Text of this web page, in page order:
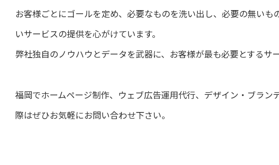
お客様ごとにゴールを定め、必要なものを洗い出し、必要の無いも
いサービスの提供を心がけています。
弊社独自のノウハウとデータを武器に、お客様が最も必要とするサ
福岡でホームページ制作、ウェブ広告運用代行、デザイン・ブラン
際はぜひお気軽にお問い合わせ下さい。